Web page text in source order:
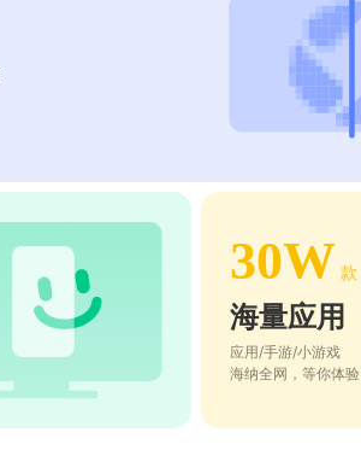
30W 款
海量应用
应用/手游/小游戏
海纳全网，等你体验